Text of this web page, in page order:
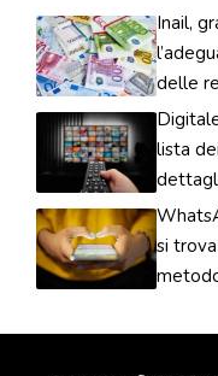
Inail,
delle
lista
si